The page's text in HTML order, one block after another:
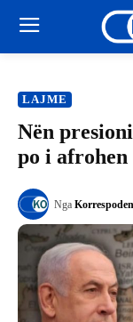
LAJME
Nën
po i
Nga